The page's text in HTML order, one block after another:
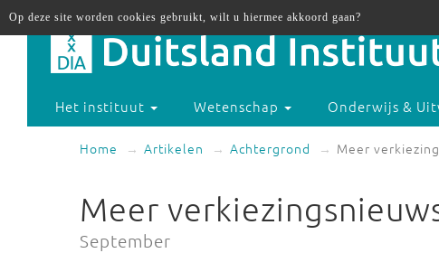
Het instituut Wetenschap Onderwijs &
Home Artikelen Achtergrond Meer
Meer
September
Op deze site worden cookies gebruikt, wilt u hiermee akkoord gaan?